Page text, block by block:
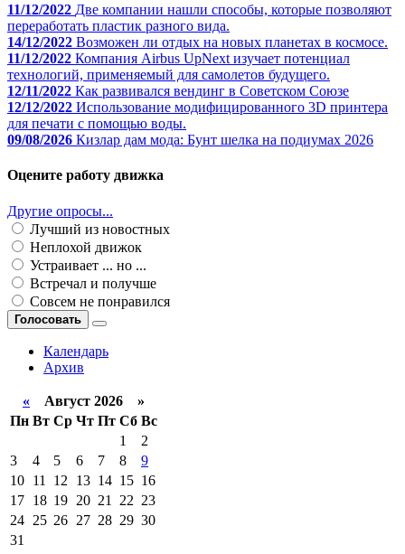
11/12/2022 Две компании нашли способы, которые позволяют
переработать пластик разного вида.
14/12/2022 Возможен ли отдых на новых планетах в космосе.
11/12/2022 Компания Airbus UpNext изучает потенциал
технологий, применяемый для самолетов будущего.
12/11/2022 Как развивался вендинг в Советском Союзе
12/12/2022 Использование модифицированного 3D принтера
для печати с помощью воды.
09/08/2026 Кизлар дам мода: Бунт шелка на подиумах 2026
Оцените работу движка
Другие опросы...
Лучший из новостных
Неплохой движок
Устраивает ... но ...
Встречал и получше
Совсем не понравился
Голосовать
Календарь
Архив
« Август 2026 »
Пн Вт Ср Чт Пт Сб Вс
1
2
3
4 5 6 7 8
9
10 11 12 13 14 15 16
17 18 19 20 21 22 23
24 25 26 27 28 29 30
31